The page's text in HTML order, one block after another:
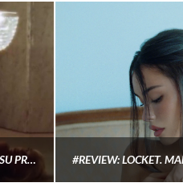
BAD GYAL ANUNCIA LA FECHA DE SU PRÓXIMO ÁLBUM «MÁS CARA»